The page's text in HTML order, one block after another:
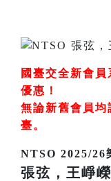
國臺交全新會
優惠！
無論新舊會員均
臺。
NTSO 2025/26
張弦，王崢